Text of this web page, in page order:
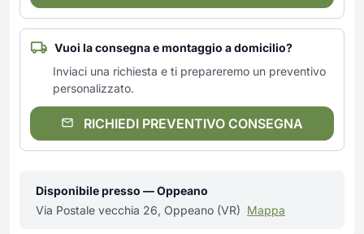
Vuoi la consegna e montaggio a domicilio?
Inviaci una richiesta e ti prepareremo un preventivo
personalizzato.
RICHIEDI PREVENTIVO CONSEGNA
Disponibile presso — Oppeano
Via Postale vecchia 26, Oppeano (VR) Mappa